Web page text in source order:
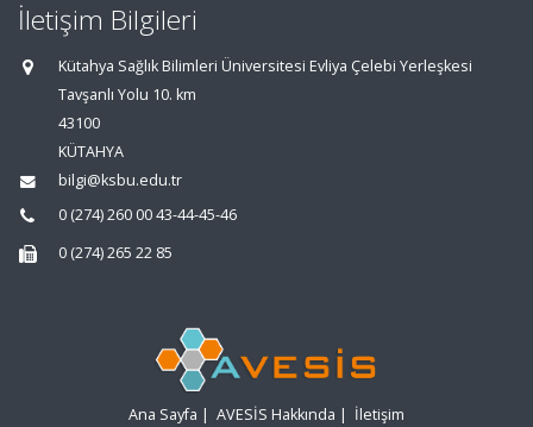
İletişim Bilgileri
Kütahya Sağlık Bilimleri Üniversitesi Evliya Çelebi Yerleşkesi
Tavşanlı Yolu 10. km
43100
KÜTAHYA
bilgi@ksbu.edu.tr
0 (274) 260 00 43-44-45-46
0 (274) 265 22 85
Ana Sayfa | AVESİS Hakkında | İletişim